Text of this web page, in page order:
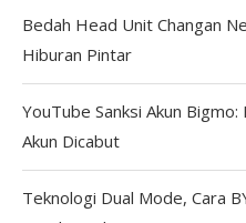
Bedah Head Unit Changan
Hiburan Pintar
YouTube Sanksi Akun
Akun Dicabut
Teknologi Dual Mode, Cara